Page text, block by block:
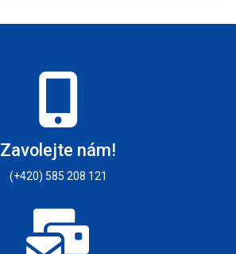
Zavolejte nám!
(+420) 585 208 121